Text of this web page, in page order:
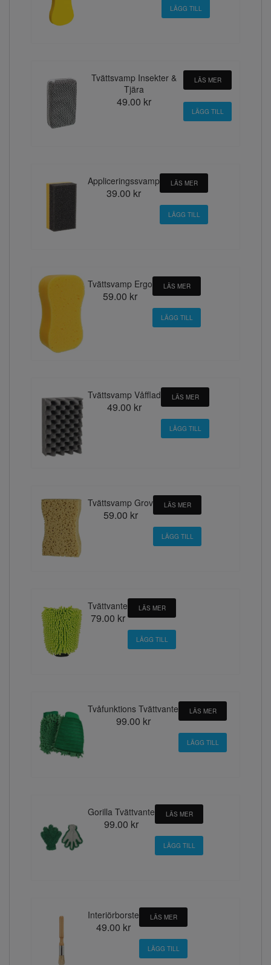
Tvättsvamp Insekter &
Tjära
49.00 kr
LÄS MER
Appliceringssvamp
39.00 kr
LÄS MER
Tvättsvamp Ergo
59.00 kr
LÄS MER
Tvättsvamp Våfflad
49.00 kr
LÄS MER
Tvättsvamp Grov
59.00 kr
LÄS MER
Tvättvante
79.00 kr
LÄS MER
Tvåfunktions Tvättvante
99.00 kr
LÄS MER
Gorilla Tvättvante
99.00 kr
LÄS MER
Interiörborste
49.00 kr
LÄS MER